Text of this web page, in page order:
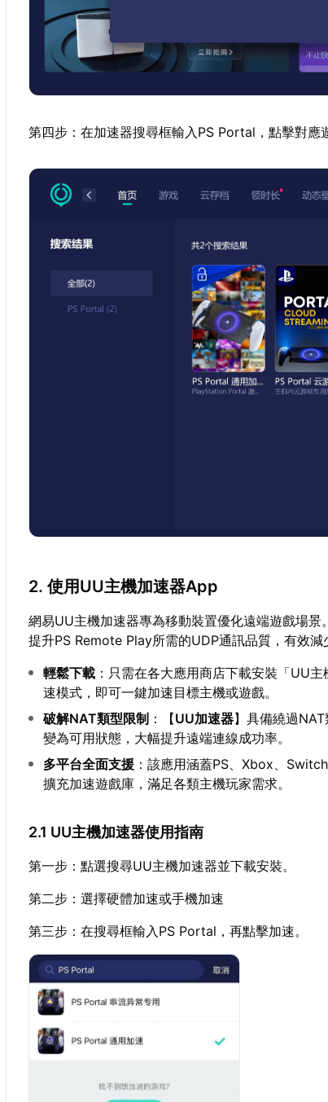
第四步：在加速器搜尋框輸入PS Portal，點擊對應
2. 使用UU主機加速器App
網易UU主機加速器專為移動裝置優化遠端遊戲場景
提升PS Remote Play所需的UDP通訊品質，有效減
輕鬆下載 ：只需在各大應用商店下載安裝「UU
速模式，即可一鍵加速目標主機或遊戲。
破解NAT類型限制 ：【UU加速器】具備繞過
變為可用狀態，大幅提升遠端連線成功率。
多平台全面支援 ：該應用涵蓋PS、Xbox、
擴充加速遊戲庫，滿足各類主機玩家需求。
2.1 UU主機加速器使用指南
第一步：點選搜尋UU主機加速器並下載安裝。
第二步：選擇硬體加速或手機加速
第三步：在搜尋框輸入PS Portal，再點擊加速。